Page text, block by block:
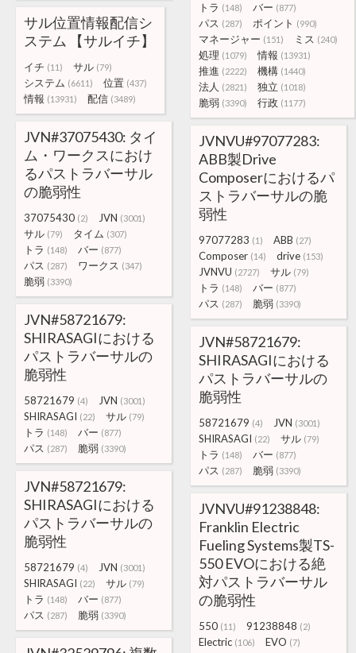
トラ (148) バー (877)
パス (287) ポイント (990)
マネージャー (151) ミス (240)
処理 (1079) 情報 (13931)
推進 (2222) 機構 (1440)
法人 (2821) 独立 (1018)
脆弱 (3390) 行政 (1177)
サル位置情報配信シ
ステム 【サルイチ】
イチ (11) サル (79)
システム (6611) 位置 (437)
情報 (13931) 配信 (3489)
JVN#37075430: タイ
ム・ワークスにおけ
るパストラバーサル
の脆弱性
37075430 (2) JVN (3001)
サル (79) タイム (307)
トラ (148) バー (877)
パス (287) ワークス (347)
脆弱 (3390)
JVNVU#97077283:
ABB製Drive
Composerにおけるパ
ストラバーサルの脆
弱性
97077283 (1) ABB (27)
Composer (14) drive (153)
JVNVU (2727) サル (79)
トラ (148) バー (877)
パス (287) 脆弱 (3390)
JVN#58721679:
SHIRASAGIにおける
パストラバーサルの
脆弱性
58721679 (4) JVN (3001)
SHIRASAGI (22) サル (79)
トラ (148) バー (877)
パス (287) 脆弱 (3390)
JVN#58721679:
SHIRASAGIにおける
パストラバーサルの
脆弱性
58721679 (4) JVN (3001)
SHIRASAGI (22) サル (79)
トラ (148) バー (877)
パス (287) 脆弱 (3390)
JVN#58721679:
SHIRASAGIにおける
パストラバーサルの
脆弱性
58721679 (4) JVN (3001)
SHIRASAGI (22) サル (79)
トラ (148) バー (877)
パス (287) 脆弱 (3390)
JVNVU#91238848:
Franklin Electric
Fueling Systems製TS-
550 EVOにおける絶
対パストラバーサル
の脆弱性
550 (11) 91238848 (2)
Electric (106) EVO (7)